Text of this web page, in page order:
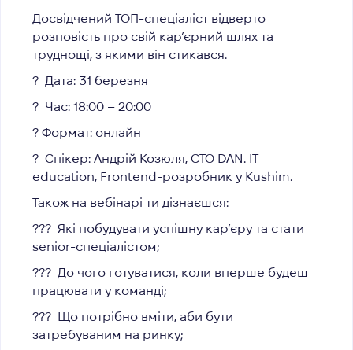
Досвідчений ТОП-спеціаліст відверто
розповість про свій кар’єрний шлях та
труднощі, з якими він стикався.
? Дата: 31 березня
? Час: 18:00 – 20:00
? Формат: онлайн
? Спікер: Андрій Козюля, СТО DAN. IT
education, Frontend-розробник у Kushim.
Також на вебінарі ти дізнаєшся:
??‍? Які побудувати успішну кар’єру та стати
senior-спеціалістом;
??‍? До чого готуватися, коли вперше будеш
працювати у команді;
??‍? Що потрібно вміти, аби бути
затребуваним на ринку;